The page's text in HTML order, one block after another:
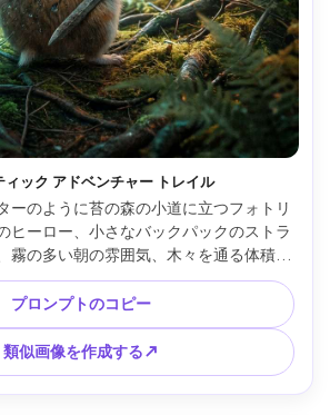
ィック アドベンチャー トレイル
ーのように苔の森の小道に立つフォトリ
ヒーロー、小さなバックパックのストラ
霧の多い朝の雰囲気、木々を通る体積的
ールのためのローアングルショット、
f/1.8で撮影、映画のようなティールオレ
非常に詳細な毛皮、鋭い目 --ar 4:5
プロンプトのコピー
類似画像を作成する↗